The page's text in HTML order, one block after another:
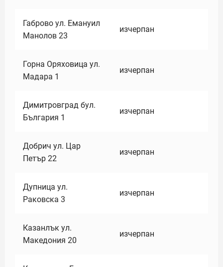
Габрово ул. Емануил
Манолов 23
изчерпан
Горна Оряховица ул.
Мадара 1
изчерпан
Димитровград бул.
България 1
изчерпан
Добрич ул. Цар
Петър 22
изчерпан
Дупница ул.
Раковска 3
изчерпан
Казанлък ул.
Македония 20
изчерпан